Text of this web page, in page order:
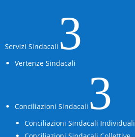
Servizi Sindacali 3
Vertenze Sindacali
Conciliazioni Sindacali 3
Conciliazioni Sindacali Individuali